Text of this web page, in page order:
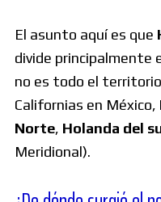
El asunto aquí es que
divide principalmente
no es todo el
Californias en México,
Norte, Holanda del
Meridional).